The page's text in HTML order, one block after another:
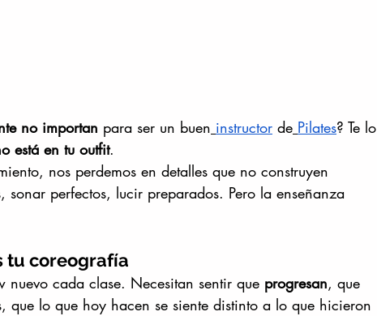
no importan para ser un buen instructor de Pilates? Te lo
está en tu outfit.
nos perdemos en detalles que no construyen
sonar perfectos, lucir preparados. Pero la enseñanza
tu coreografía
nuevo cada clase. Necesitan sentir que progresan, que
que lo que hoy hacen se siente distinto a lo que hicieron